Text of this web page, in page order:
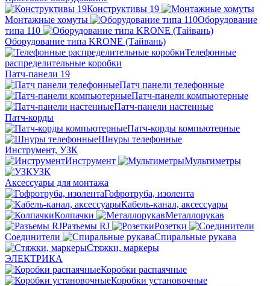
Конструктивы 19
Монтажные хомуты
Оборудование
типа 110
Оборудование типа KRONE (Тайвань)
Телефонные
распределительные коробки
Патч-панели 19
Патч панели телефонные
Патч-панели компьютерные
Патч-панели настенные
Патч-корды
Патч-корды компьютерные
Шнуры телефонные
Инструмент, УЗК
Инструмент
Мультиметры
УЗК
Аксессуары для монтажа
Гофротруба, изолента
Кабель-канал, аксессуары
Колпачки
Металлорукав
Разъемы RJ
Розетки
Соединители
Спиральные рукава
Стяжки, маркеры
ЭЛЕКТРИКА
Коробки распаячные
Коробки установочные